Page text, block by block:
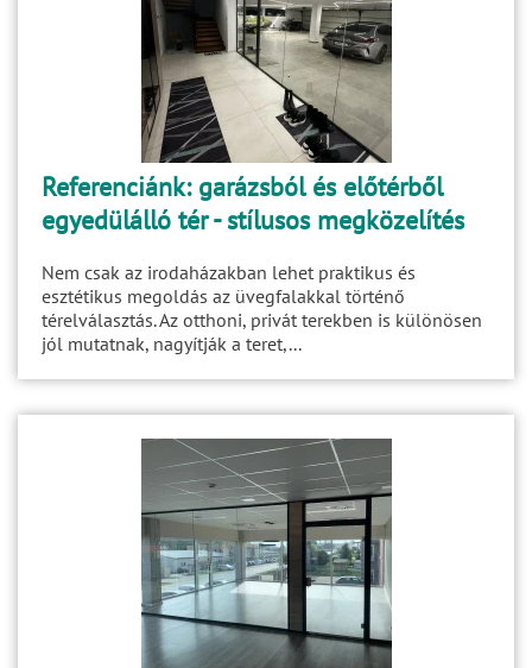
Referenciánk: garázsból és előtérből
egyedülálló tér - stílusos megközelítés
Nem csak az irodaházakban lehet praktikus és
esztétikus megoldás az üvegfalakkal történő
térelválasztás. Az otthoni, privát terekben is különösen
jól mutatnak, nagyítják a teret,...